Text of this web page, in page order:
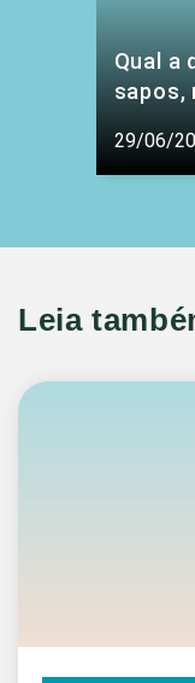
Qual a
sapos,
29/06/
Leia